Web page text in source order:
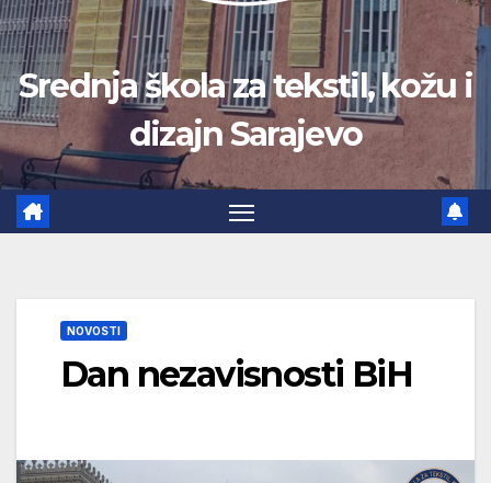
Srednja škola za tekstil, kožu i
dizajn Sarajevo
NOVOSTI
Dan nezavisnosti BiH